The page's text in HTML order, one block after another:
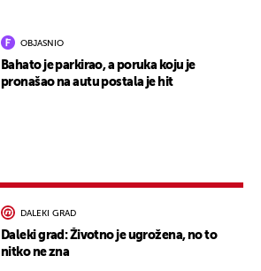
OBJASNIO
Bahato je parkirao, a poruka koju je
pronašao na autu postala je hit
DALEKI GRAD
Daleki grad: Životno je ugrožena, no to
nitko ne zna